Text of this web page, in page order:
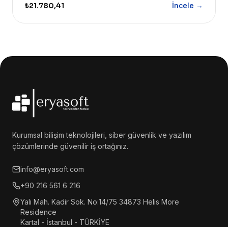
₺21.780,41 İncele →
Kurumsal bilişim teknolojileri, siber güvenlik ve yazılım
çözümlerinde güvenilir iş ortağınız.
info@eryasoft.com
+90 216 561 6 216
Yalı Mah. Kadir Sok. No:14/75 34873 Helis More
Residence
Kartal - İstanbul - TÜRKİYE